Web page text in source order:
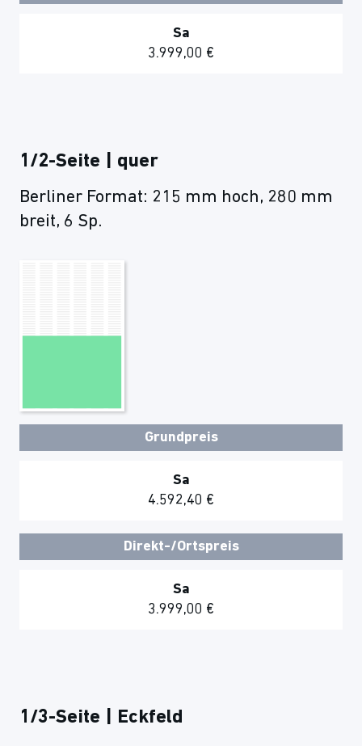
Sa
3.999,00 €
1/2-Seite | quer
Berliner Format: 215 mm hoch, 280 mm
breit, 6 Sp.
Grundpreis
Sa
4.592,40 €
Direkt-/Ortspreis
Sa
3.999,00 €
1/3-Seite | Eckfeld